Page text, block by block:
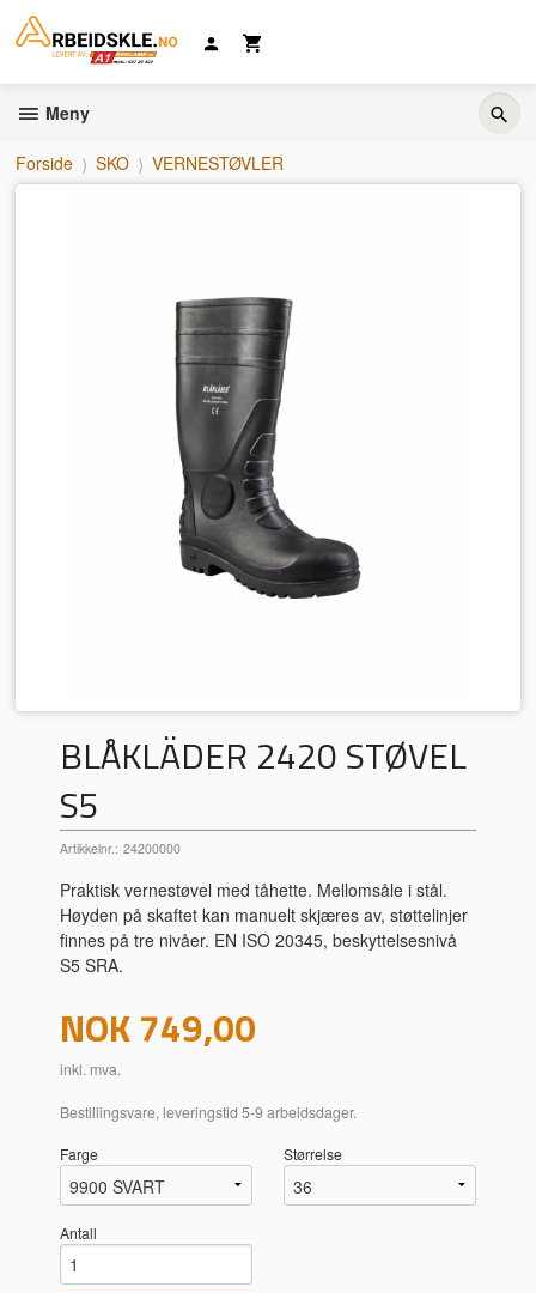
innholdet
Meny
Forside SKO VERNESTØVLER
BLÅKLÄDER 2420 STØVEL
S5
Artikkelnr.: 24200000
Praktisk vernestøvel med tåhette. Mellomsåle i stål.
Høyden på skaftet kan manuelt skjæres av, støttelinjer
finnes på tre nivåer. EN ISO 20345, beskyttelsesnivå
S5 SRA.
Pris
NOK749,00
inkl. mva.
Bestillingsvare, leveringstid 5-9 arbeidsdager.
Farge Størrelse
Antall